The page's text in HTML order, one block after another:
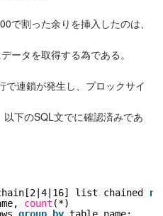
で割った余りを挿入したのは、
ータを取得する為である。
で連鎖が発生し、ブロックサイ
下のSQL文でに確認済みであ
list chained
count (*)
group by table_name;